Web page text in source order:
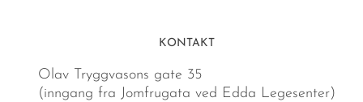
KONTAKT
Olav Tryggvasons gate 35
(inngang fra Jomfrugata ved Edda Legesenter)